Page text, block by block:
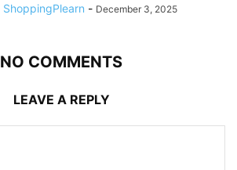
ShoppingPlearn - December 3, 2025
NO COMMENTS
LEAVE A REPLY